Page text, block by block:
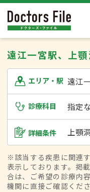
遠江一宮駅、上
エリア・駅 遠江
診療科目 指定
詳細条件 上顎
※該当する疾患に関連
表示しております。掲
合は、ご希望の診療内
機関に直接ご確認くださ